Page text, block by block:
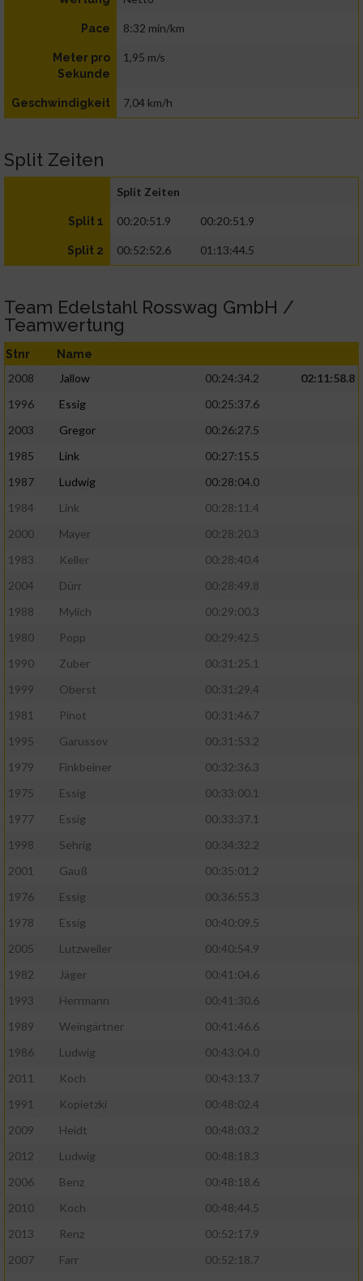
Pace 8:32 min/km
Meter pro
Sekunde
1,95 m/s
Geschwindigkeit 7,04 km/h
Split Zeiten
Split Zeiten
Split 1 00:20:51.9 00:20:51.9
Split 2 00:52:52.6 01:13:44.5
Team Edelstahl Rosswag GmbH /
Teamwertung
Stnr Name
2008 Jallow 00:24:34.2
02:11:58.8
1996
Essig
00:25:37.6
2003
Gregor
00:26:27.5
1985
Link
00:27:15.5
1987
Ludwig
00:28:04.0
1984
Link
00:28:11.4
2000
Mayer
00:28:20.3
1983
Keller
00:28:40.4
2004
Dürr
00:28:49.8
1988
Mylich
00:29:00.3
1980
Popp
00:29:42.5
1990
Zuber
00:31:25.1
1999
Oberst
00:31:29.4
1981
Pinot
00:31:46.7
1995
Garussov
00:31:53.2
1979
Finkbeiner
00:32:36.3
1975
Essig
00:33:00.1
1977
Essig
00:33:37.1
1998
Sehrig
00:34:32.2
2001
Gauß
00:35:01.2
1976
Essig
00:36:55.3
1978
Essig
00:40:09.5
2005
Lutzweiler
00:40:54.9
1982
Jäger
00:41:04.6
1993
Herrmann
00:41:30.6
1989
Weingärtner
00:41:46.6
1986
Ludwig
00:43:04.0
2011
Koch
00:43:13.7
1991
Kopietzki
00:48:02.4
2009
Heidt
00:48:03.2
2012
Ludwig
00:48:18.3
2006
Benz
00:48:18.6
2010
Koch
00:48:44.5
2013
Renz
00:52:17.9
2007
Farr
00:52:18.7